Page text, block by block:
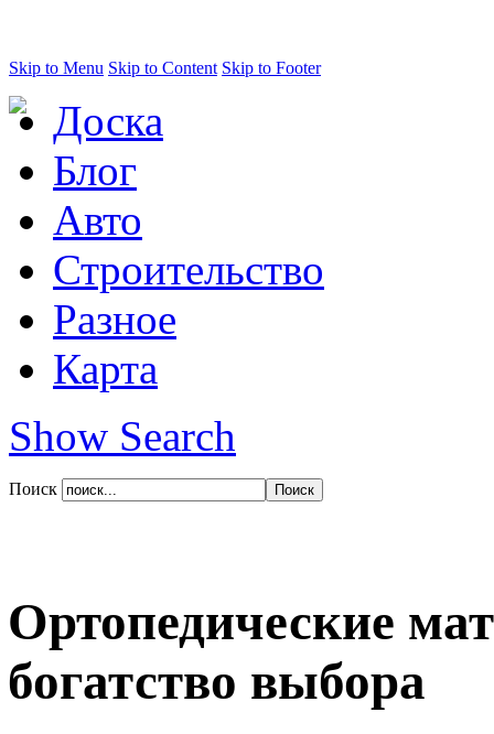
Skip to Menu Skip to Content Skip to Footer
Доска
Блог
Авто
Строительство
Разное
Карта
Show Search
Поиск
Ортопедические
богатство выбора